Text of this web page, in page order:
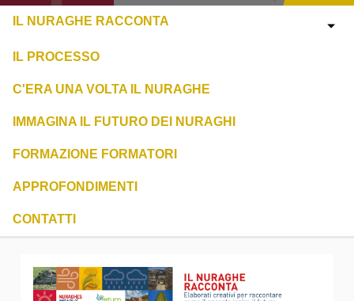
IL NURAGHE RACCONTA
IL PROCESSO
C'ERA UNA VOLTA IL NURAGHE
IMMAGINA IL FUTURO DEI NURAGHI
FORMAZIONE FORMATORI
APPROFONDIMENTI
CONTATTI